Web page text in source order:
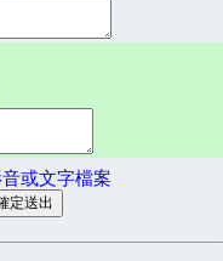
或文字檔案